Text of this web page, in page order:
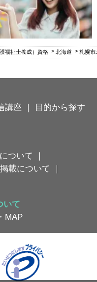
福祉士養成）資格 北海道 札幌市
講座 ｜
目的から探す
ついて
｜
載について
｜
いて
MAP